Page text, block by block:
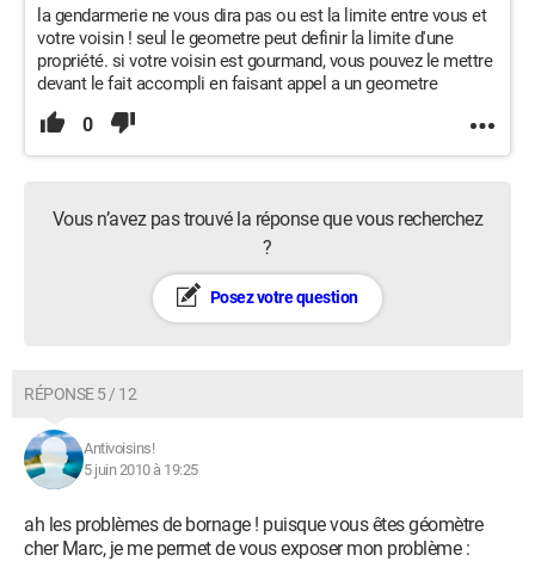
la gendarmerie ne vous dira pas ou est la limite entre vous et
votre voisin ! seul le geometre peut definir la limite d'une
propriété. si votre voisin est gourmand, vous pouvez le mettre
devant le fait accompli en faisant appel a un geometre
0
Vous n’avez pas trouvé la réponse que vous recherchez
?
Posez votre question
RÉPONSE 5 / 12
Antivoisins!
5 juin 2010 à 19:25
ah les problèmes de bornage ! puisque vous êtes géomètre
cher Marc, je me permet de vous exposer mon problème :